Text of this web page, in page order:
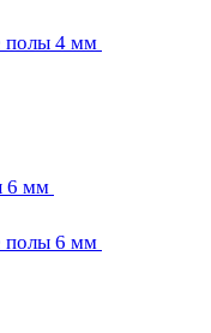
полы 4 мм
6 мм
полы 6 мм